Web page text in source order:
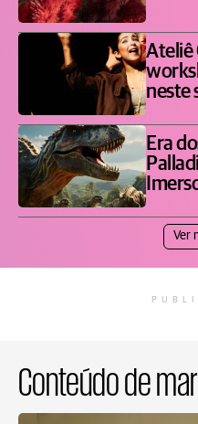
Ateliê
neste
Era
Ver
Conteúdo de